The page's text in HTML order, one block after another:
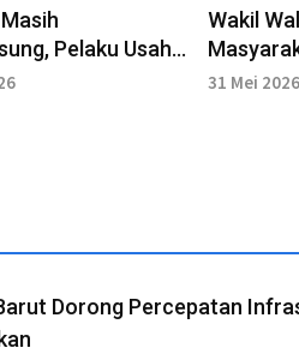
Pelaku Usaha
Beri Data
Wakil
UMKM
31 Mei 2026
Dorong Percepatan